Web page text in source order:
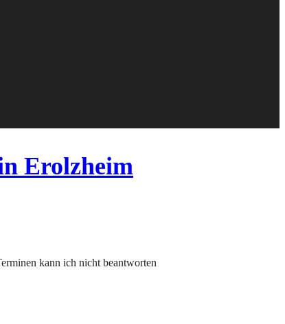
Erolzheim